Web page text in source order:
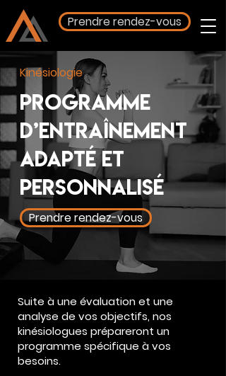
Prendre rendez-vous
Kinésiologie
Programme
d’entraînement
adapté et
personnalisé
Prendre rendez-vous
Suite à une évaluation et une
analyse de vos objectifs, nos
kinésiologues prépareront un
programme spécifique à vos
besoins.